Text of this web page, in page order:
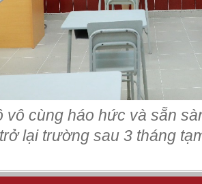
vô cùng háo hức và sẵn
lại trường sau 3 tháng